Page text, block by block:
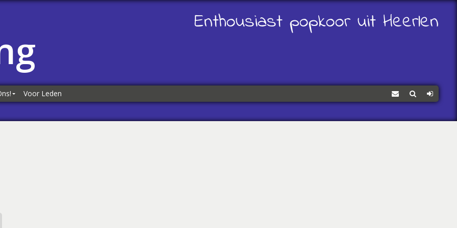
Enthousiast popkoor uit Heerlen
Voor Leden ContactZoeken